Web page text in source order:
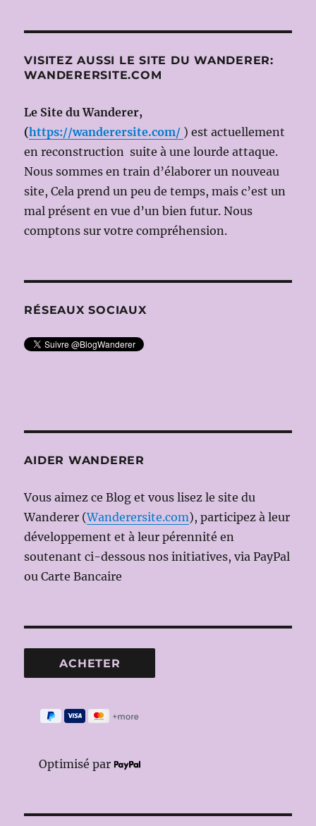
–
concertante
VISITEZ AUSSI LE SITE DU WANDERER:
WANDERERSITE.COM
Le Site du Wanderer,
(https://wanderersite.com/ ) est actuellement
en reconstruction suite à une lourde attaque.
Nous sommes en train d’élaborer un nouveau
site, Cela prend un peu de temps, mais c’est un
mal présent en vue d’un bien futur. Nous
comptons sur votre compréhension.
RÉSEAUX SOCIAUX
AIDER WANDERER
Vous aimez ce Blog et vous lisez le site du
Wanderer (Wanderersite.com), participez à leur
développement et à leur pérennité en
soutenant ci-dessous nos initiatives, via PayPal
ou Carte Bancaire
Optimisé par